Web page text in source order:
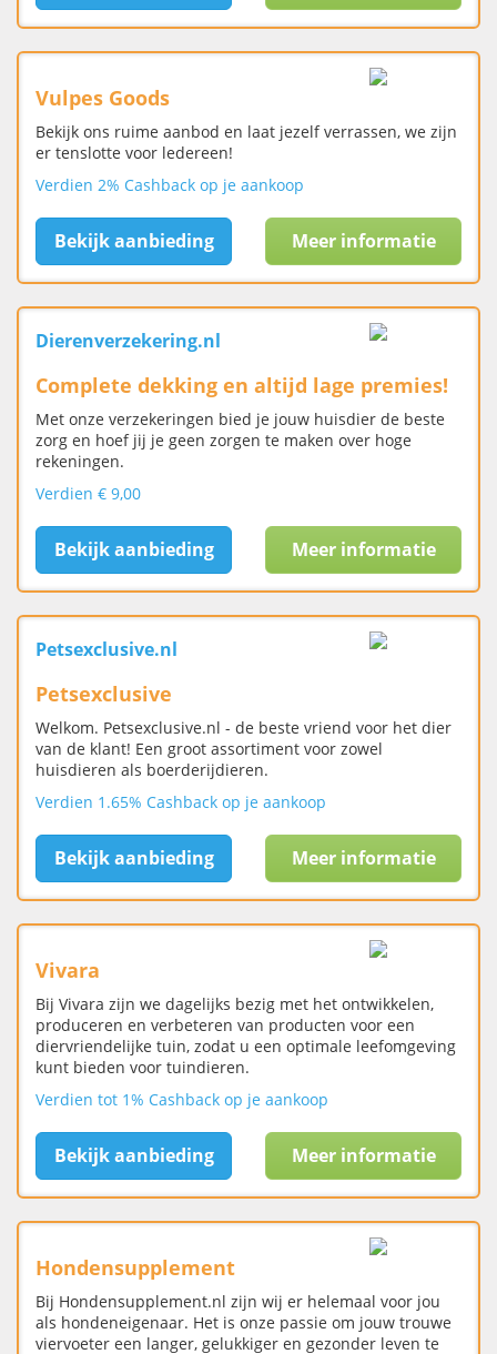
Vulpes Goods
Bekijk ons ruime aanbod en laat jezelf verrassen, we zijn
er tenslotte voor ledereen!
Verdien 2% Cashback op je aankoop
Bekijk aanbieding Meer informatie
Dierenverzekering.nl
Complete dekking en altijd lage premies!
Met onze verzekeringen bied je jouw huisdier de beste
zorg en hoef jij je geen zorgen te maken over hoge
rekeningen.
Verdien € 9,00
Bekijk aanbieding Meer informatie
Petsexclusive.nl
Petsexclusive
Welkom. Petsexclusive.nl - de beste vriend voor het dier
van de klant! Een groot assortiment voor zowel
huisdieren als boerderijdieren.
Verdien 1.65% Cashback op je aankoop
Bekijk aanbieding Meer informatie
Vivara
Bij Vivara zijn we dagelijks bezig met het ontwikkelen,
produceren en verbeteren van producten voor een
diervriendelijke tuin, zodat u een optimale leefomgeving
kunt bieden voor tuindieren.
Verdien tot 1% Cashback op je aankoop
Bekijk aanbieding Meer informatie
Hondensupplement
Bij Hondensupplement.nl zijn wij er helemaal voor jou
als hondeneigenaar. Het is onze passie om jouw trouwe
viervoeter een langer, gelukkiger en gezonder leven te